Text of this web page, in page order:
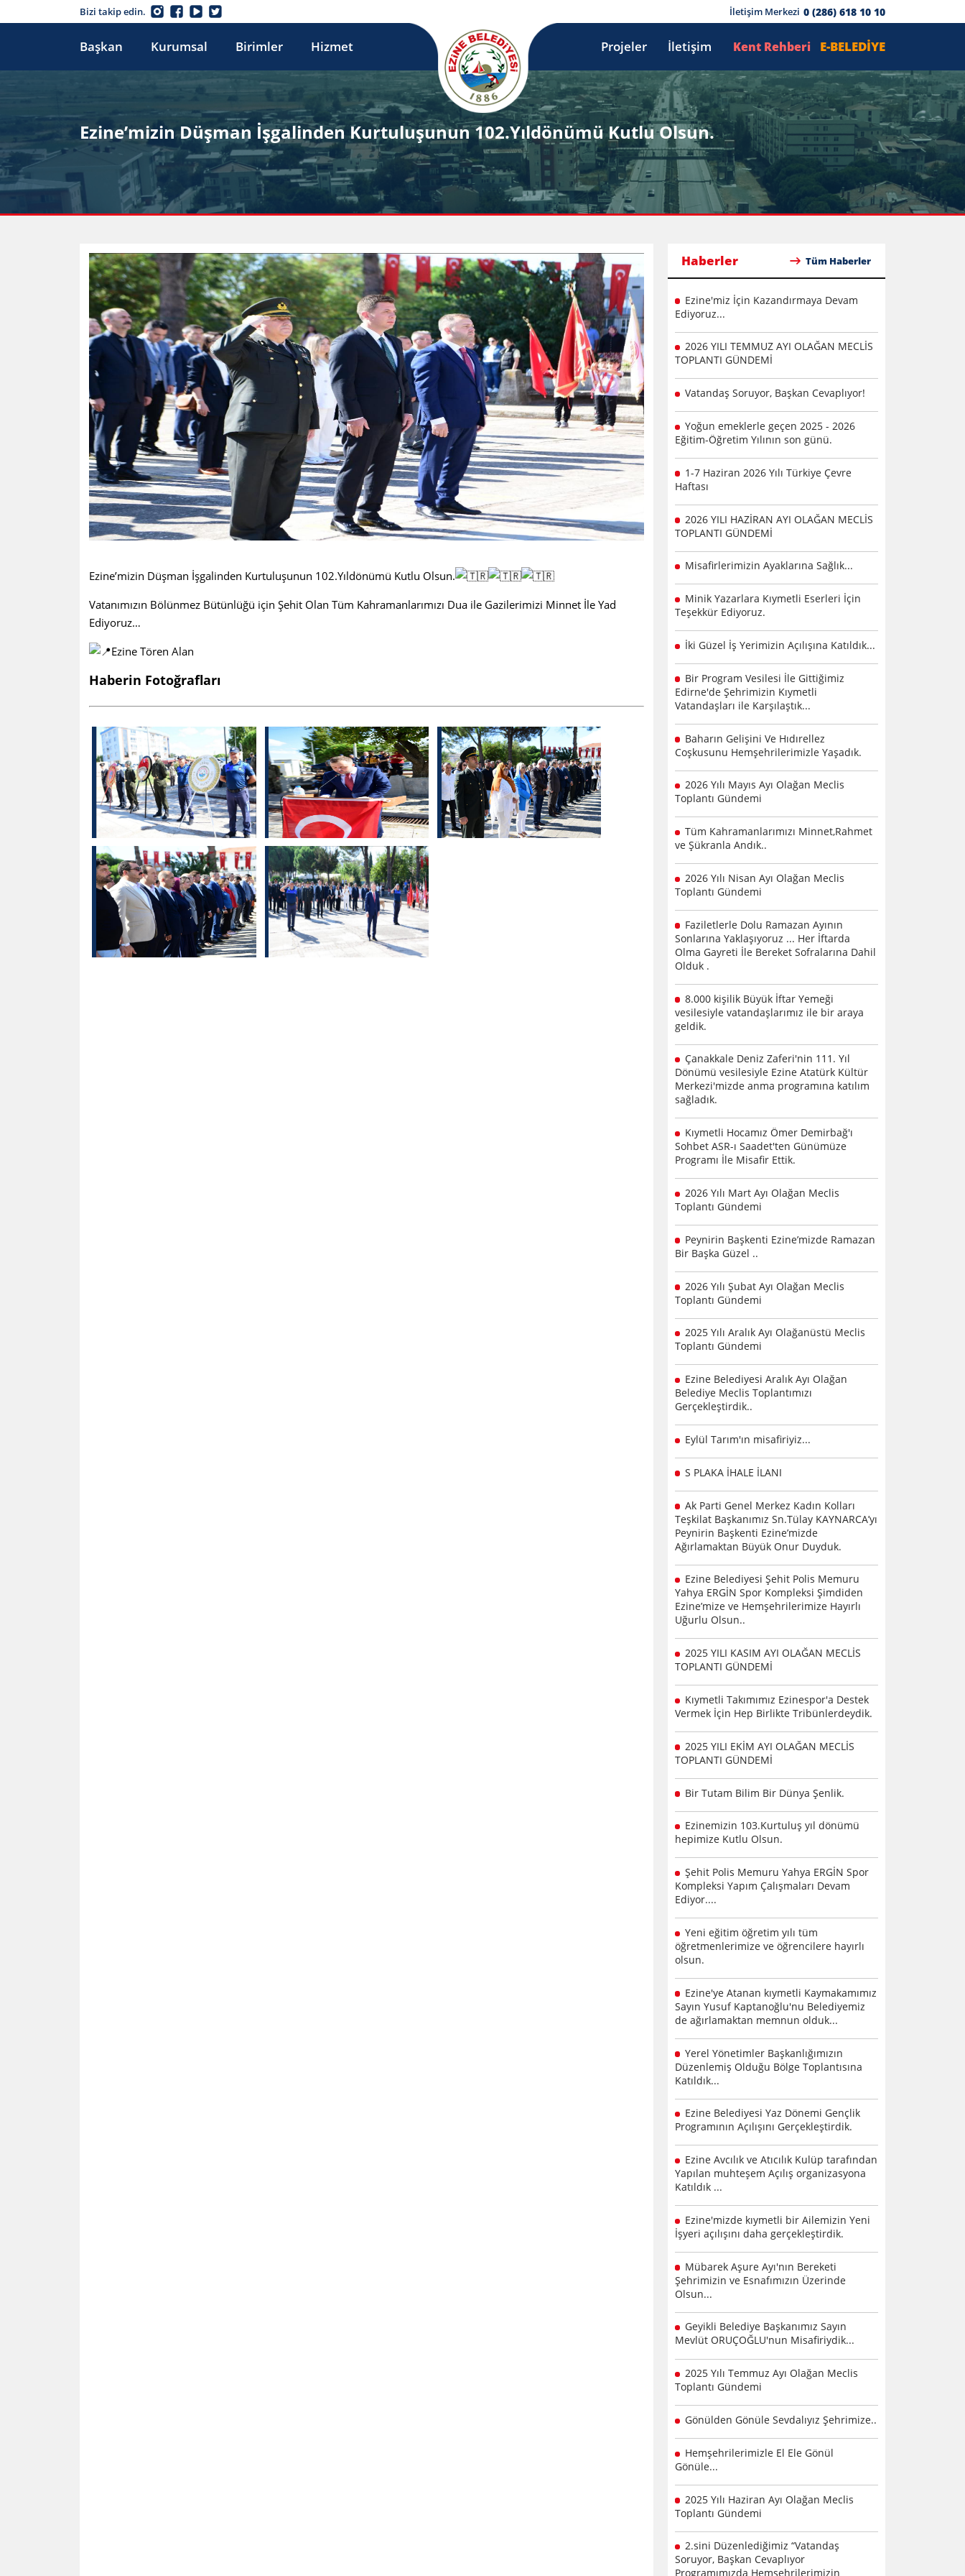
Bizi takip edin. İletişim Merkezi 0 (286) 618 10 10
Başkan Kurumsal Birimler Hizmet Projeler İletişim Kent Rehberi E-BELEDİYE
Ezine’mizin Düşman İşgalinden Kurtuluşunun 102.Yıldönümü Kutlu Olsun.
Ezine’mizin Düşman İşgalinden Kurtuluşunun 102.Yıldönümü Kutlu Olsun.
Vatanımızın Bölünmez Bütünlüğü için Şehit Olan Tüm Kahramanlarımızı Dua ile Gazilerimizi Minnet İle Yad
Ediyoruz…
Ezine Tören Alan
Haberin Fotoğrafları
Haberler Tüm Haberler
Ezine'miz İçin Kazandırmaya Devam
Ediyoruz...
2026 YILI TEMMUZ AYI OLAĞAN MECLİS
TOPLANTI GÜNDEMİ
Vatandaş Soruyor, Başkan Cevaplıyor!
Yoğun emeklerle geçen 2025 - 2026
Eğitim-Öğretim Yılının son günü.
1-7 Haziran 2026 Yılı Türkiye Çevre
Haftası
2026 YILI HAZİRAN AYI OLAĞAN MECLİS
TOPLANTI GÜNDEMİ
Misafirlerimizin Ayaklarına Sağlık...
Minik Yazarlara Kıymetli Eserleri İçin
Teşekkür Ediyoruz.
İki Güzel İş Yerimizin Açılışına Katıldık...
Bir Program Vesilesi İle Gittiğimiz
Edirne'de Şehrimizin Kıymetli
Vatandaşları ile Karşılaştık...
Baharın Gelişini Ve Hıdırellez
Coşkusunu Hemşehrilerimizle Yaşadık.
2026 Yılı Mayıs Ayı Olağan Meclis
Toplantı Gündemi
Tüm Kahramanlarımızı Minnet,Rahmet
ve Şükranla Andık..
2026 Yılı Nisan Ayı Olağan Meclis
Toplantı Gündemi
Faziletlerle Dolu Ramazan Ayının
Sonlarına Yaklaşıyoruz ... Her İftarda
Olma Gayreti İle Bereket Sofralarına Dahil
Olduk .
8.000 kişilik Büyük İftar Yemeği
vesilesiyle vatandaşlarımız ile bir araya
geldik.
Çanakkale Deniz Zaferi'nin 111. Yıl
Dönümü vesilesiyle Ezine Atatürk Kültür
Merkezi'mizde anma programına katılım
sağladık.
Kıymetli Hocamız Ömer Demirbağ'ı
Sohbet ASR-ı Saadet'ten Günümüze
Programı İle Misafir Ettik.
2026 Yılı Mart Ayı Olağan Meclis
Toplantı Gündemi
Peynirin Başkenti Ezine’mizde Ramazan
Bir Başka Güzel ..
2026 Yılı Şubat Ayı Olağan Meclis
Toplantı Gündemi
2025 Yılı Aralık Ayı Olağanüstü Meclis
Toplantı Gündemi
Ezine Belediyesi Aralık Ayı Olağan
Belediye Meclis Toplantımızı
Gerçekleştirdik..
Eylül Tarım'ın misafiriyiz...
S PLAKA İHALE İLANI
Ak Parti Genel Merkez Kadın Kolları
Teşkilat Başkanımız Sn.Tülay KAYNARCA’yı
Peynirin Başkenti Ezine’mizde
Ağırlamaktan Büyük Onur Duyduk.
Ezine Belediyesi Şehit Polis Memuru
Yahya ERGİN Spor Kompleksi Şimdiden
Ezine’mize ve Hemşehrilerimize Hayırlı
Uğurlu Olsun..
2025 YILI KASIM AYI OLAĞAN MECLİS
TOPLANTI GÜNDEMİ
Kıymetli Takımımız Ezinespor'a Destek
Vermek İçin Hep Birlikte Tribünlerdeydik.
2025 YILI EKİM AYI OLAĞAN MECLİS
TOPLANTI GÜNDEMİ
Bir Tutam Bilim Bir Dünya Şenlik.
Ezinemizin 103.Kurtuluş yıl dönümü
hepimize Kutlu Olsun.
Şehit Polis Memuru Yahya ERGİN Spor
Kompleksi Yapım Çalışmaları Devam
Ediyor....
Yeni eğitim öğretim yılı tüm
öğretmenlerimize ve öğrencilere hayırlı
olsun.
Ezine'ye Atanan kıymetli Kaymakamımız
Sayın Yusuf Kaptanoğlu'nu Belediyemiz
de ağırlamaktan memnun olduk...
Yerel Yönetimler Başkanlığımızın
Düzenlemiş Olduğu Bölge Toplantısına
Katıldık...
Ezine Belediyesi Yaz Dönemi Gençlik
Programının Açılışını Gerçekleştirdik.
Ezine Avcılık ve Atıcılık Kulüp tarafından
Yapılan muhteşem Açılış organizasyona
Katıldık ...
Ezine'mizde kıymetli bir Ailemizin Yeni
İşyeri açılışını daha gerçekleştirdik.
Mübarek Aşure Ayı'nın Bereketi
Şehrimizin ve Esnafımızın Üzerinde
Olsun...
Geyikli Belediye Başkanımız Sayın
Mevlüt ORUÇOĞLU'nun Misafiriydik...
2025 Yılı Temmuz Ayı Olağan Meclis
Toplantı Gündemi
Gönülden Gönüle Sevdalıyız Şehrimize..
Hemşehrilerimizle El Ele Gönül
Gönüle...
2025 Yılı Haziran Ayı Olağan Meclis
Toplantı Gündemi
2.sini Düzenlediğimiz “Vatandaş
Soruyor, Başkan Cevaplıyor
Programımızda Hemşehrilerimizin